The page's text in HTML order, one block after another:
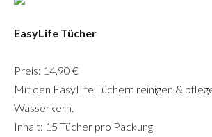
EasyLife Tücher
Preis: 14,90 €
Mit den EasyLife Tüchern reinigen &
Wasserkern.
Inhalt: 15 Tücher pro Packung